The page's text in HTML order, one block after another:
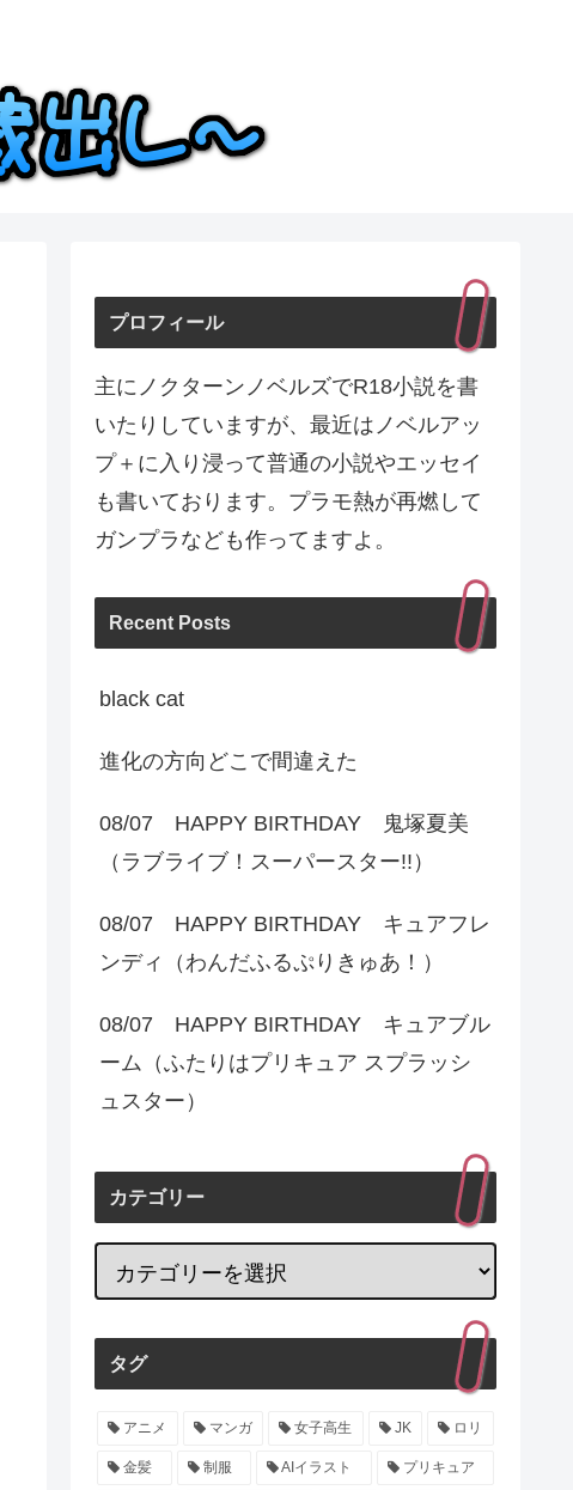
プロフィール
主にノクターンノベルズでR18小説を書
いたりしていますが、最近はノベルアッ
プ＋に入り浸って普通の小説やエッセイ
も書いております。プラモ熱が再燃して
ガンプラなども作ってますよ。
Recent Posts
black cat
進化の方向どこで間違えた
08/07 HAPPY BIRTHDAY 鬼塚夏美
（ラブライブ！スーパースター!!）
08/07 HAPPY BIRTHDAY キュアフレ
ンディ（わんだふるぷりきゅあ！）
08/07 HAPPY BIRTHDAY キュアブル
ーム（ふたりはプリキュア スプラッシ
ュスター）
カテゴリー
タグ
アニメ マンガ 女子高生 JK ロリ
金髪 制服 AIイラスト プリキュア